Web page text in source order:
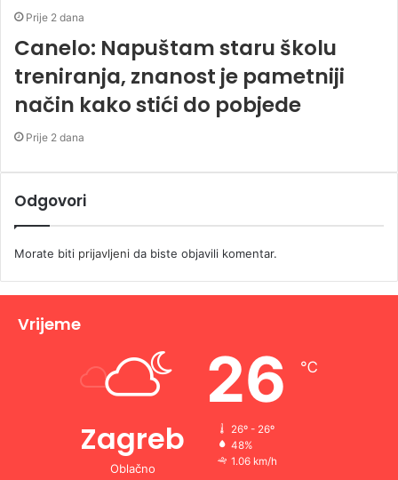
Prije 2 dana
Canelo: Napuštam staru školu
treniranja, znanost je pametniji
način kako stići do pobjede
Prije 2 dana
Odgovori
Morate biti prijavljeni da biste objavili komentar.
Vrijeme
Zagreb
Oblačno
26 ℃
26º - 26º
48%
1.06 km/h